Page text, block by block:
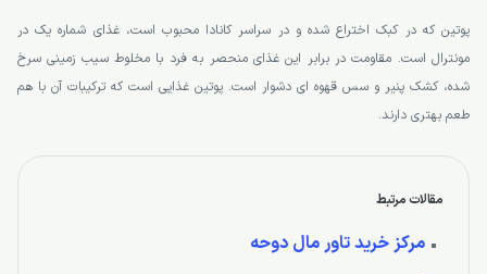
پوتین که در کبک اختراع شده و در سراسر کانادا محبوب است، غذای شماره یک در
مونترال است. مقاومت در برابر این غذای منحصر به فرد با مخلوط سیب زمینی سرخ
شده، کشک پنیر و سس قهوه ای دشوار است. پوتین غذایی است که ترکیبات آن با هم
طعم بهتری دارند.
مقالات مرتبط
مرکز خرید تاور مال دوحه